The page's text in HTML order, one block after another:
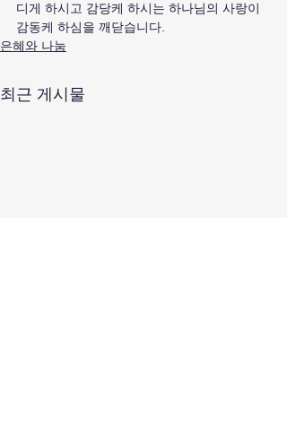
디게 하시고 감당케 하시는 하나님의 사랑이
감동케 하심을 깨닫습니다.
은혜와 나눔
최근 게시물